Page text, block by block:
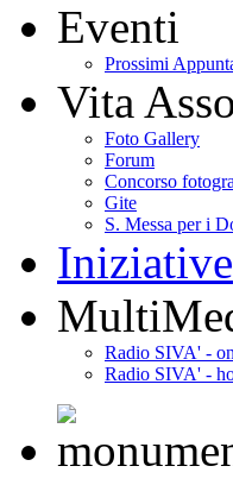
Eventi
Prossimi
Vita
Foto Gallery
Forum
Concorso
Gite
S. Messa per i
Iniziative
Radio SIVA' -
Radio SIVA' -